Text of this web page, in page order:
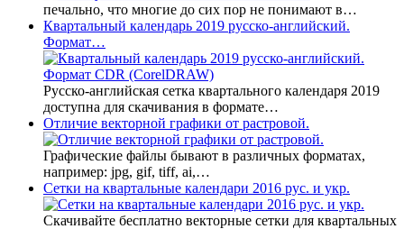
печально, что многие до сих пор не понимают в…
Квартальный календарь 2019 русско-английский.
Формат…
Русско-английская сетка квартального календаря 2019
доступна для скачивания в формате…
Отличие векторной графики от растровой.
Графические файлы бывают в различных форматах,
например: jpg, gif, tiff, ai,…
Сетки на квартальные календари 2016 рус. и укр.
Скачивайте бесплатно векторные сетки для квартальных